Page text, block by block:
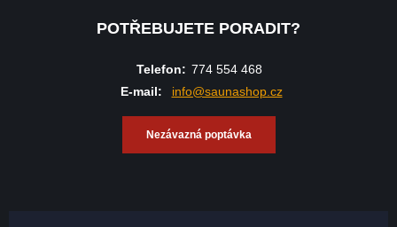
POTŘEBUJETE PORADIT?
Telefon: 774 554 468
E-mail:
info@saunashop.cz
Nezávazná poptávka